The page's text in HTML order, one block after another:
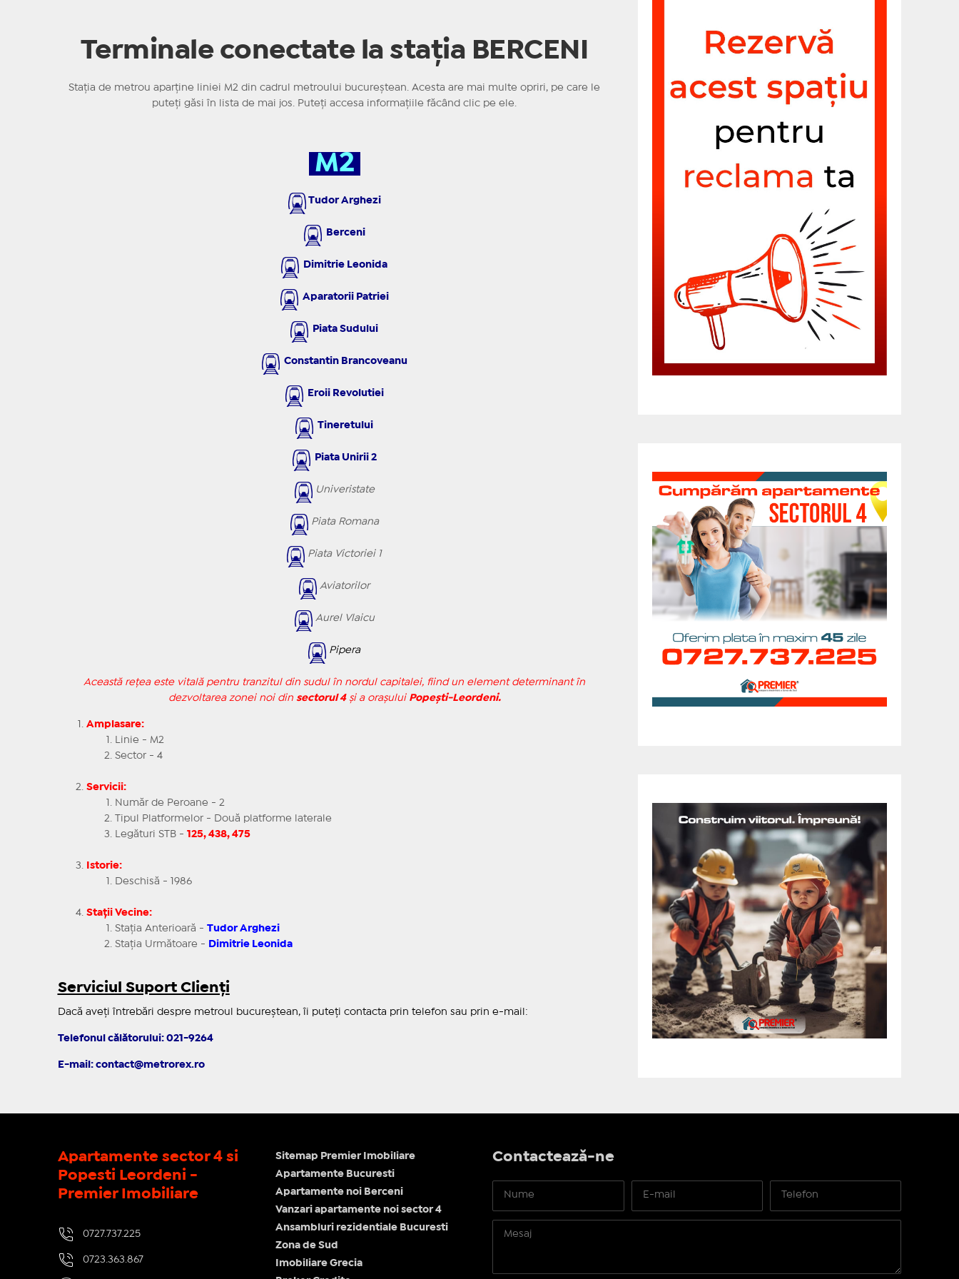
Terminale conectate la stația BERCENI
Stația de metrou aparține liniei M2 din cadrul metroului bucureștean. Acesta are mai multe opriri, pe care le
puteți găsi în lista de mai jos. Puteți accesa informațiile făcând clic pe ele.
M2
Tudor Arghezi
Berceni
Dimitrie Leonida
Aparatorii Patriei
Piata Sudului
Constantin Brancoveanu
Eroii Revolutiei
Tineretului
Piata Unirii 2
Univeristate
Piata Romana
Piata Victoriei 1
Aviatorilor
Aurel Vlaicu
Pipera
Această rețea este vitală pentru tranzitul din sudul în nordul capitalei, fiind un element determinant în
dezvoltarea zonei noi din sectorul 4și a orașului Popești-Leordeni.
Amplasare:
Linie - M2
Sector - 4
Servicii:
Număr de Peroane - 2
Tipul Platformelor - Două platforme laterale
Legături STB - 125, 438, 475
Istorie:
Deschisă - 1986
Stații Vecine:
Stația Anterioară - Tudor Arghezi
Stația Următoare -
Dimitrie Leonida
Serviciul Suport Clienți
Dacă aveți întrebări despre metroul bucureștean, îi puteți contacta prin telefon sau prin e-mail:
Telefonul călătorului: 021-9264
E-mail: contact@metrorex.ro
Apartamente sector 4 si
Popesti Leordeni -
Premier Imobiliare
0727.737.225
0723.363.867
Sitemap Premier Imobiliare
Apartamente Bucuresti
Apartamente noi Berceni
Vanzari apartamente noi sector 4
Ansambluri rezidentiale Bucuresti
Zona de Sud
Imobiliare Grecia
Contactează-ne